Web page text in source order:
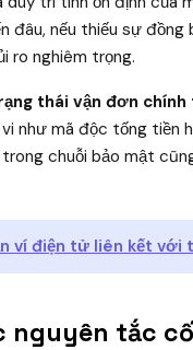
đâu, nếu thiếu sự
ro nghiêm trọng.
thái vận đơn
như mã độc tống tiền
chuỗi bảo mật
ví điện tử liên kết với
nguyên tắc